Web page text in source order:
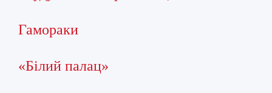
Гамораки
«Білий палац»